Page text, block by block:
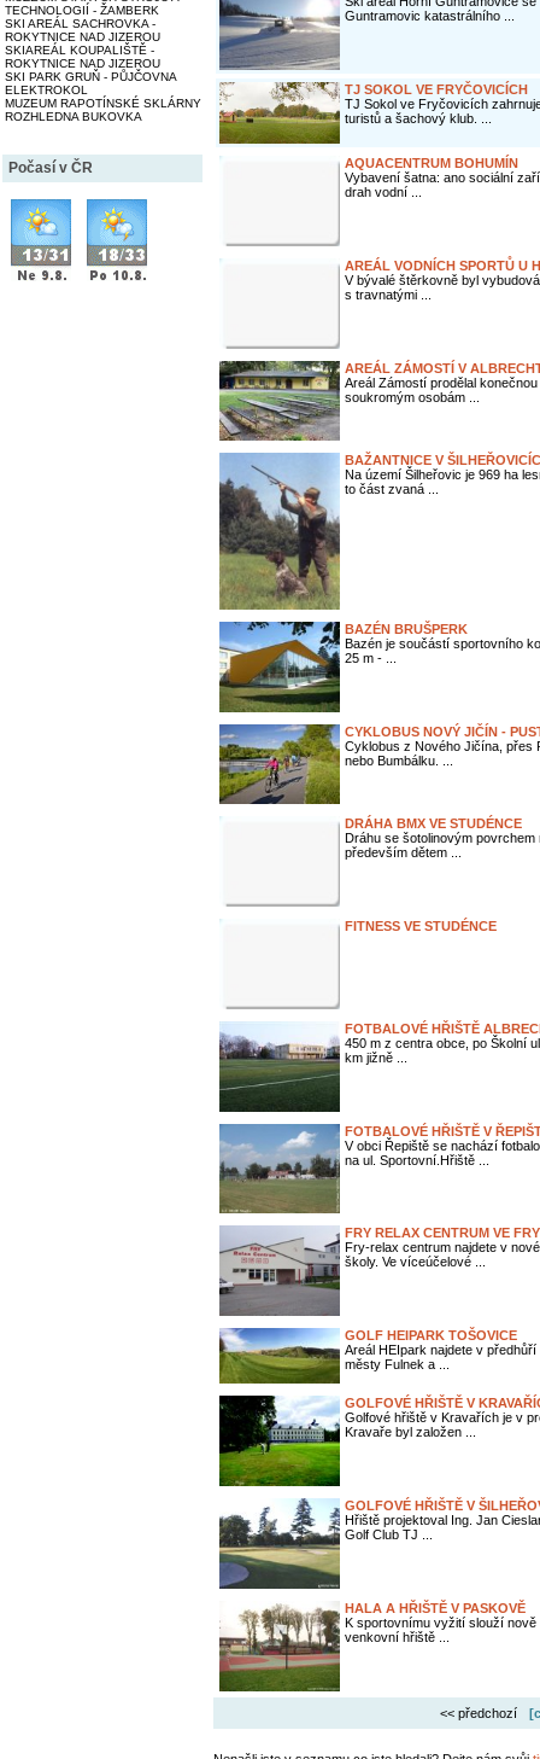
TECHNOLOGIÍ - ŽAMBERK
SKI AREÁL SACHROVKA -
ROKYTNICE NAD JIZEROU
SKIAREÁL KOUPALIŠTĚ -
ROKYTNICE NAD JIZEROU
SKI PARK GRUŇ - PŮJČOVNA
ELEKTROKOL
MUZEUM RAPOTÍNSKÉ SKLÁRNY
ROZHLEDNA BUKOVKA
Počasí v ČR
Guntramovic katastrálního ...
TJ SOKOL VE FRYČOVICÍCH
TJ Sokol ve Fryčovicích
turistů a šachový klub. ...
AQUACENTRUM BOHUMÍN
Vybavení šatna: ano sociální
drah vodní ...
AREÁL VODNÍCH SPORTŮ U
V bývalé štěrkovně byl
s travnatými ...
AREÁL ZÁMOSTÍ V
Areál Zámostí prodělal
soukromým osobám ...
BAŽANTNICE V
Na území Šilheřovic je 969 ha
to část zvaná ...
BAZÉN BRUŠPERK
Bazén je součástí sportovního
25 m - ...
CYKLOBUS NOVÝ JIČÍN -
Cyklobus z Nového Jičína, přes
nebo Bumbálku. ...
DRÁHA BMX VE STUDÉNCE
Dráhu se šotolinovým povrchem
především dětem ...
FITNESS VE STUDÉNCE
FOTBALOVÉ HŘIŠTĚ
450 m z centra obce, po Školní
km jižně ...
FOTBALOVÉ HŘIŠTĚ V
V obci Řepiště se nachází
na ul. Sportovní.Hřiště ...
FRY RELAX CENTRUM VE
Fry-relax centrum najdete v
školy. Ve víceúčelové ...
GOLF HEIPARK TOŠOVICE
Areál HEIpark najdete v
městy Fulnek a ...
GOLFOVÉ HŘIŠTĚ V
Golfové hřiště v Kravařích je v
Kravaře byl založen ...
GOLFOVÉ HŘIŠTĚ V
Hřiště projektoval Ing. Jan
Golf Club TJ ...
HALA A HŘIŠTĚ V PASKOVĚ
K sportovnímu vyžití slouží
venkovní hřiště ...
<< předchozí